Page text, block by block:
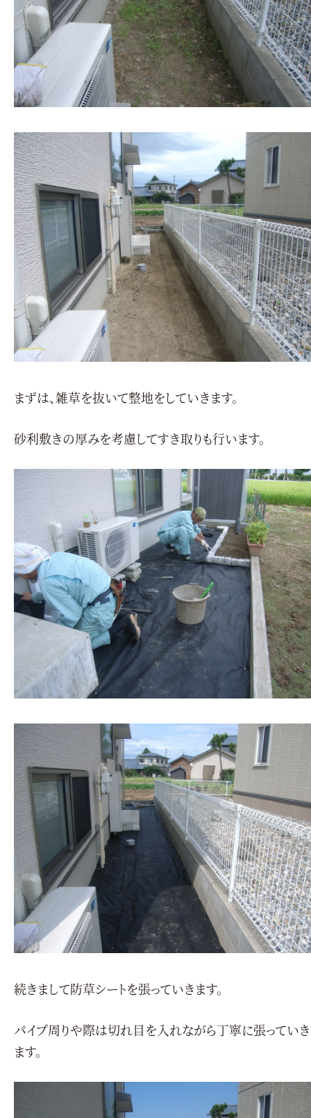
まずは、雑草を抜いて整地をしていきます。
砂利敷きの厚みを考慮してすき取りも行います。
続きまして防草シートを張っていきます。
パイプ周りや際は切れ目を入れながら丁寧に張っていき
ます。